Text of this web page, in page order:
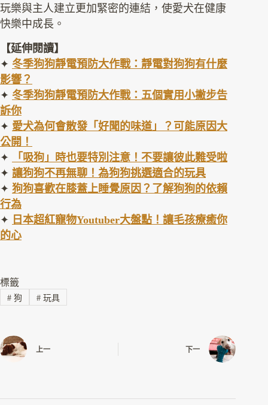
玩樂與主人建立更加緊密的連結，使愛犬在健康
快樂中成長。
【延伸閱讀】
✦ 冬季狗狗靜電預防大作戰：靜電對狗狗有什麼
影響？
✦ 冬季狗狗靜電預防大作戰：五個實用小撇步告
訴你
✦ 愛犬為何會散發「好聞的味道」？可能原因大
公開！
✦
「吸狗」時也要特別注意！不要讓彼此難受啦
✦ 讓狗狗不再無聊！為狗狗挑選適合的玩具
✦ 狗狗喜歡在膝蓋上睡覺原因？了解狗狗的依賴
行為
✦ 日本超紅寵物Youtuber大盤點！讓毛孩療癒你
的心
標籤
#狗 #玩具
上一 下一